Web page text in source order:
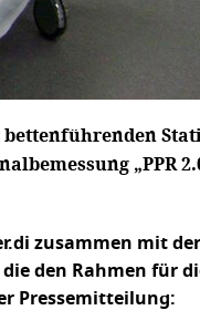
bettenführenden
„PPR
zusammen mit
den Rahmen für
Pressemitteilung: